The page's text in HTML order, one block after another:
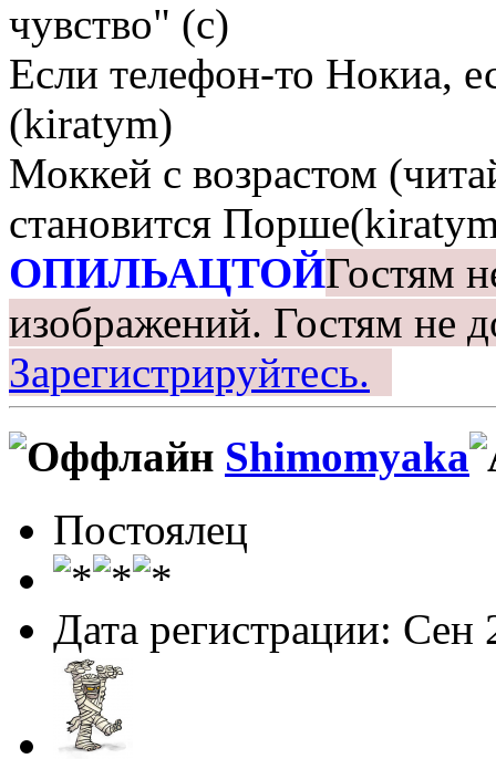
чувство" (с)
Если телефон-то Нокиа,
(kiratym)
Моккей с возрастом
становится
ОПИЛЬАЦТОЙГостям
изображений. Гостям не
Зарегистрируйтесь.
Shimomyaka
Постоялец
Дата регистрации: Сен